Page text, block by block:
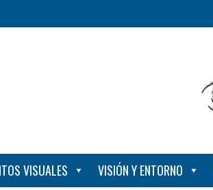
VISUALES VISIÓN Y ENTORNO